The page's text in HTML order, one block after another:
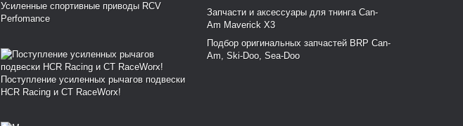
Усиленные спортивные приводы RCV
Perfomance
Поступление усиленных рычагов подвески
HCR Racing и CT RaceWorx!
Запчасти и аксессуары для тнинга Can-
Am Maverick X3
Подбор оригинальных запчастей BRP Can-
Am, Ski-Doo, Sea-Doo